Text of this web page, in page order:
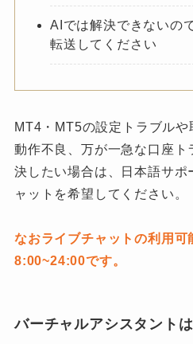
AIでは解決できないの
転送してください
MT4・MT5の設定トラブル
動作不良、万が一急な口座ト
決したい場合は、日本語サポ
ャットを希望してください。
なおライブチャットの利用可
8:00~24:00です。
バーチャルアシスタント